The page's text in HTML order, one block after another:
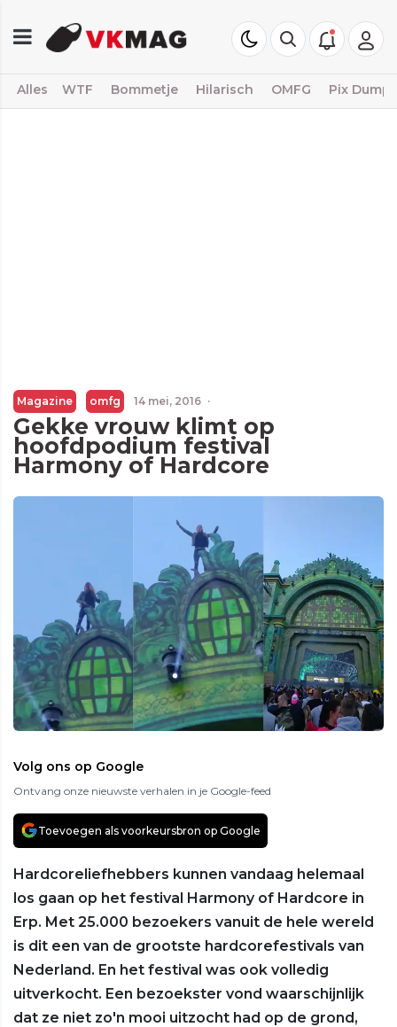
Alles WTF Bommetje Hilarisch OMFG Pix Dump
Magazine omfg 14 mei, 2016 ·
Gekke vrouw klimt op
hoofdpodium festival
Harmony of Hardcore
Volg ons op Google
Ontvang onze nieuwste verhalen in je Google-feed
Toevoegen als voorkeursbron op Google
Hardcoreliefhebbers kunnen vandaag helemaal
los gaan op het festival Harmony of Hardcore in
Erp. Met 25.000 bezoekers vanuit de hele wereld
is dit een van de grootste hardcorefestivals van
Nederland. En het festival was ook volledig
uitverkocht. Een bezoekster vond waarschijnlijk
dat ze niet zo'n mooi uitzocht had op de grond,